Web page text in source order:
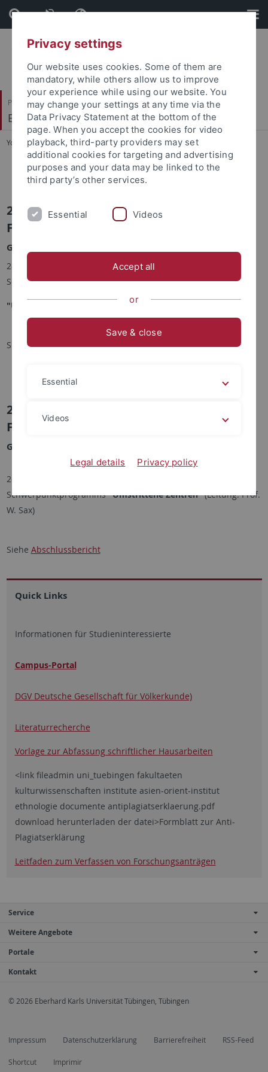
Skip
to
content
Skip
to
footer
Philosophische Fakultät
Ethnologie
You are here: Startseite ... Umstrittene Zentren (Indien)
Lehrstuhl Prof. Dr. Gabriele Alex
2003 - 2005 Deutsche
Forschungsgemeinschaft
Gesamtvolumen: ca. 133.000,- €
2-jährige Sachmittelbeihilfe im Rahmen des DFG-
Schwerpunktprogramms
"Umstrittene Zentren" (Leitung: Prof. W. Sax)
SieheKurzbericht
2001 - 2003 Deutsche
Forschungsgemeinschaft
Gesamtvolumen: ca. 140.000,- €
2-jährige Sachmittelbeihilfe im Rahmen des DFG-
Schwerpunktprogramms"Umstrittene Zentren"(Leitung: Prof.
W. Sax)
Siehe Abschlussbericht
Quick Links
Informationen für Studieninteressierte
Campus-Portal
DGV Deutsche Gesellschaft für Völkerkunde)
Literaturrecherche
Vorlage zur Abfassung schriftlicher Hausarbeiten
<link fileadmin uni_tuebingen fakultaeten
kulturwissenschaften institute asien-orient-institut
ethnologie documente antiplagiatserklaerung.pdf
download herunterladen der datei>Formblatt zur Anti-
Plagiatserklärung
Leitfaden zum Verfassen von Forschungsanträgen
Service
Weitere Angebote
Portale
Kontakt
© 2026 Eberhard Karls Universität Tübingen, Tübingen
Impressum Datenschutzerklärung Barrierefreiheit RSS-Feed
Shortcut Imprimir
Privacy settings
Our website uses cookies. Some of them are
mandatory, while others allow us to improve
your experience while using our website. You
may change your settings at any time via the
Data Privacy Statement at the bottom of the
page. When you accept the cookies for video
playback, third-party providers may set
additional cookies for targeting and advertising
purposes and your data may be linked to the
third party’s other services.
Essential Videos
Accept all
or
Save & close
Essential
Videos
Legal details Privacy policy